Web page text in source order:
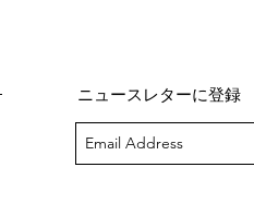
ニュースレターに登録